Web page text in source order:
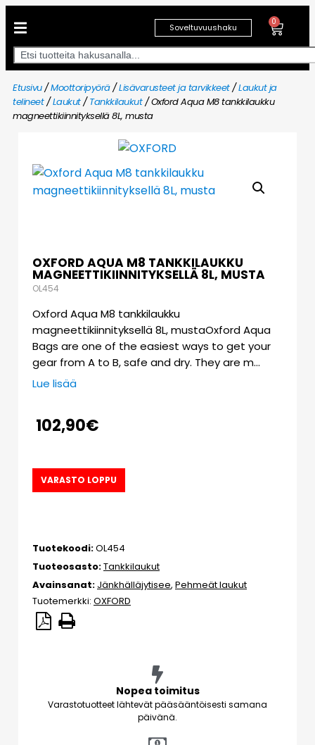
Soveltuvuushaku
0
Etusivu/Moottoripyörä/Lisävarusteet ja tarvikkeet/Laukut ja
telineet/Laukut/Tankkilaukut/ Oxford Aqua M8 tankkilaukku
magneettikiinnityksellä 8L, musta
OXFORD AQUA M8 TANKKILAUKKU
MAGNEETTIKIINNITYKSELLÄ 8L, MUSTA
OL454
Oxford Aqua M8 tankkilaukku
magneettikiinnityksellä 8L, mustaOxford Aqua
Bags are one of the easiest ways to get your
gear from A to B, safe and dry. They are m…
Lue lisää
102,90€
VARASTO LOPPU
Tuotekoodi:OL454
Tuoteosasto:Tankkilaukut
Avainsanat: Jänkhälläjytisee, Pehmeät laukut
Tuotemerkki: OXFORD
Nopea toimitus
Varastotuotteet lähtevät pääsääntöisesti samana
päivänä.